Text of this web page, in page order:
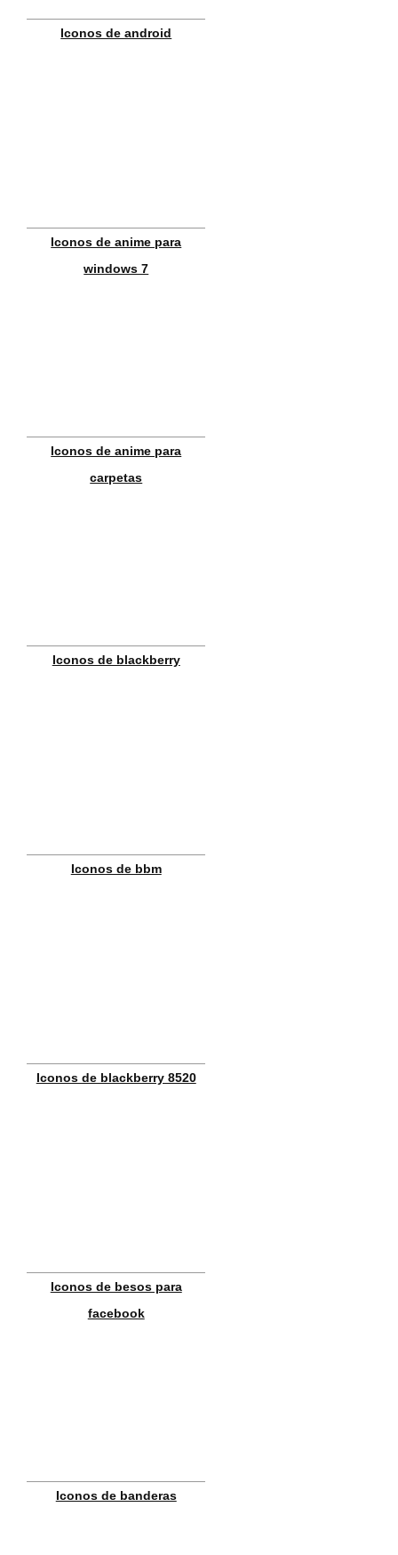
Iconos de android
Iconos de anime para
windows 7
Iconos de anime para
carpetas
Iconos de blackberry
Iconos de bbm
Iconos de blackberry 8520
Iconos de besos para
facebook
Iconos de banderas